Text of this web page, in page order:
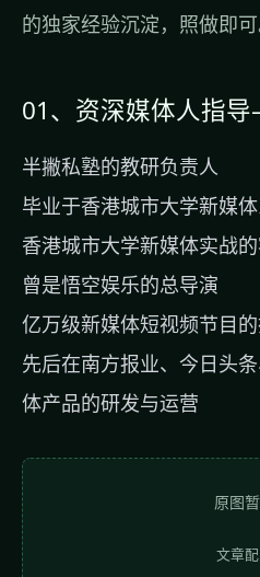
的独家经验沉淀，照做即可
01、资深媒体人指
半撇私塾的教研负责人
毕业于香港城市大学新媒
香港城市大学新媒体实战
曾是悟空娱乐的总导演
亿万级新媒体短视频节目
先后在南方报业、今日头
体产品的研发与运营
原图
文章